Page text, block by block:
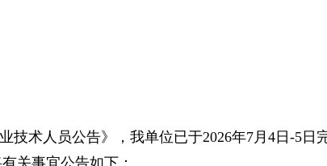
术人员公告》，我单位已于2026年7月4日-5日
关事宜公告如下：